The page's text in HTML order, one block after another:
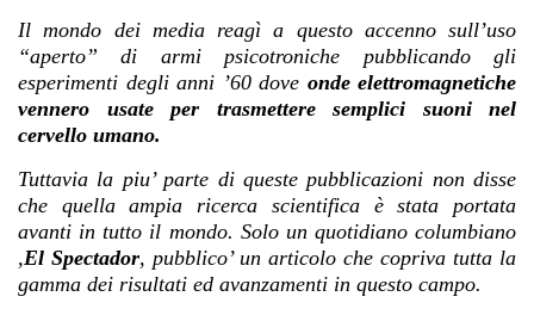
Il mondo dei media reagì a questo accenno sull’uso
“aperto” di armi psicotroniche pubblicando gli
esperimenti degli anni ’60 dove onde elettromagnetiche
vennero usate per trasmettere semplici suoni nel
cervello umano.
Tuttavia la piu’ parte di queste pubblicazioni non disse
che quella ampia ricerca scientifica è stata portata
avanti in tutto il mondo. Solo un quotidiano columbiano
,El Spectador, pubblico’ un articolo che copriva tutta la
gamma dei risultati ed avanzamenti in questo campo.